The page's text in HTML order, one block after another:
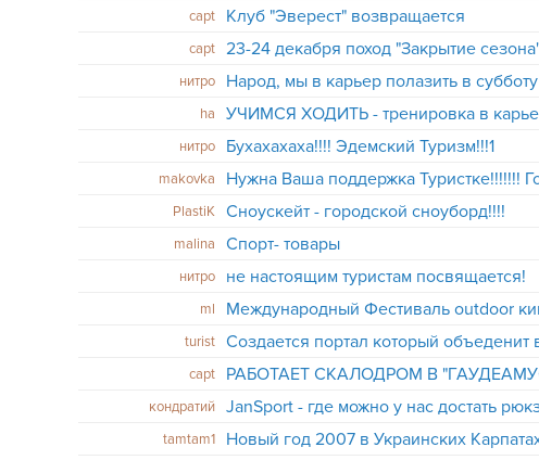
capt
Клуб "Эверест" возвращается
capt
23-24 декабря поход "Закрытие
нитро
Народ, мы в карьер полазить в
ha
УЧИМСЯ ХОДИТЬ - тренировка в
нитро
Бухахахаха!!!! Эдемский Туризм!!!1
makovka
Нужна Ваша поддержка Туристке!!!!!!!
PlastiK
Сноускейт - городской сноуборд!!!!
malina
Спорт- товары
нитро
не настоящим туристам посвящается!
ml
Международный Фестиваль outdoor
turist
Создается портал который объеденит
capt
РАБОТАЕТ СКАЛОДРОМ В
кондратий
JanSport - где можно у нас достать
tamtam1